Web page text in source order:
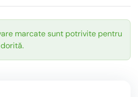
marcate sunt potrivite pentru